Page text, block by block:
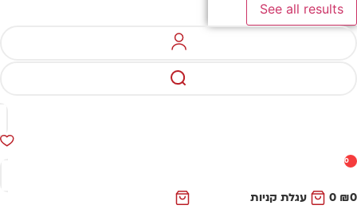
See all results
0
₪
0 עגלת קניות